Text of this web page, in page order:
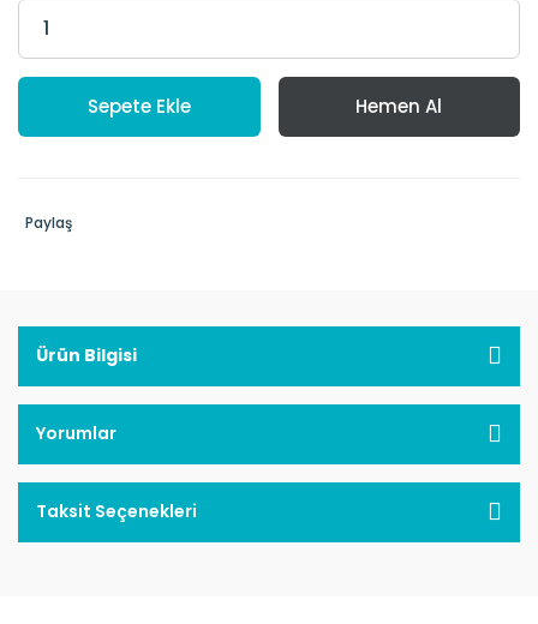
Sepete Ekle Hemen Al
Paylaş
Ürün Bilgisi
Yorumlar
Taksit Seçenekleri